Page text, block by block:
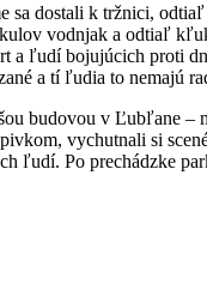
sa dostali k tržnici,
vodnjak a odtiaľ
a ľudí bojujúcich proti
a tí ľudia to nemajú
budovou v Ľubľane
vychutnali si
Po prechádzke